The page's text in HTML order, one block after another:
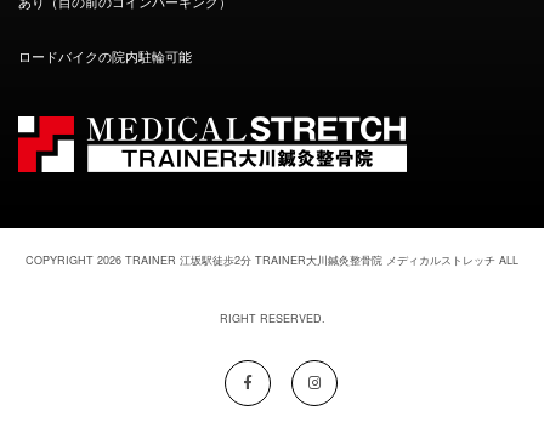
ロードバイクの院内駐輪可能
COPYRIGHT 2026 TRAINER 江坂駅徒歩2分 TRAINER大川鍼灸整骨院 メディカルストレッチ ALL
RIGHT RESERVED.